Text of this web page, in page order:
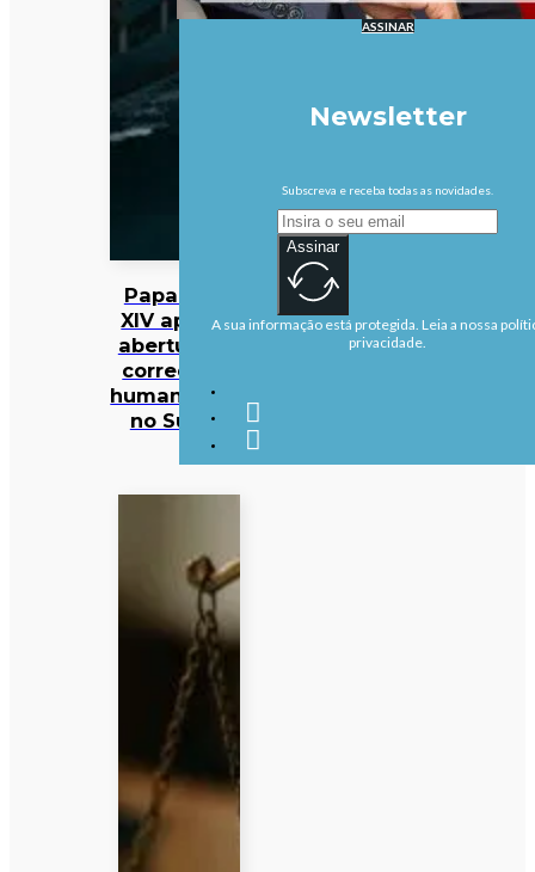
Papa Leão
XIV apela à
abertura de
corredores
humanitários
no Sudão
ASSINAR
Newsletter
Subscreva e receba todas as novidades.
Assinar
A sua informação está protegida. Leia a nossa
privacidade.